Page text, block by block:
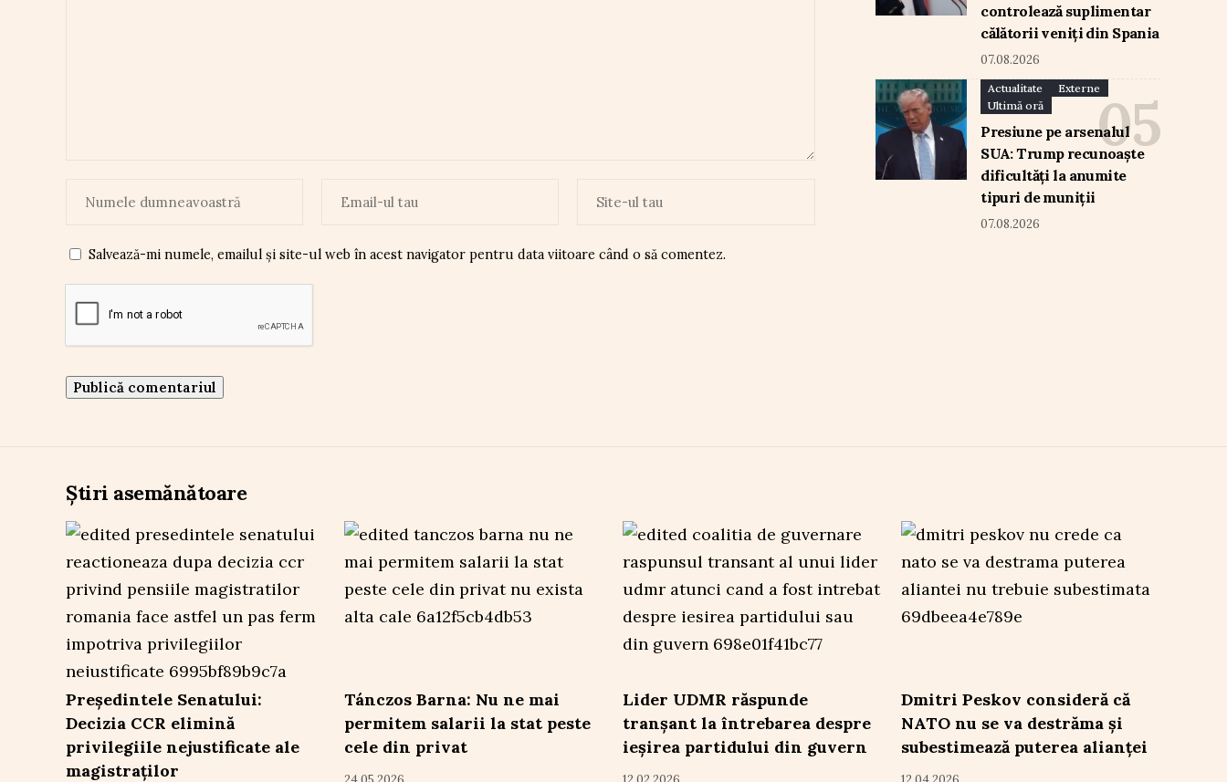
Salvează-mi numele, emailul și site-ul web în acest navigator pentru data viitoare când o să comentez.
controlează suplimentar
călătorii veniți din Spania
07.08.2026
Actualitate
Externe
Ultimă oră
Presiune pe arsenalul
SUA: Trump recunoaște
dificultăți la anumite
tipuri de muniții
07.08.2026
Știri asemănătoare
Președintele Senatului:
Decizia CCR elimină
privilegiile nejustificate ale
magistraților
Tánczos Barna: Nu ne mai
permitem salarii la stat peste
cele din privat
Lider UDMR răspunde
tranșant la întrebarea despre
ieșirea partidului din guvern
Dmitri Peskov consideră că
NATO nu se va destrăma și
subestimează puterea alianței